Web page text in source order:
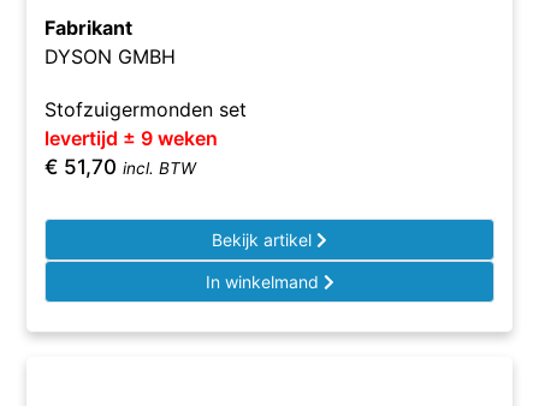
Fabrikant
DYSON GMBH
Stofzuigermonden set
levertijd ± 9 weken
€ 51,70 incl. BTW
Bekijk artikel
In winkelmand